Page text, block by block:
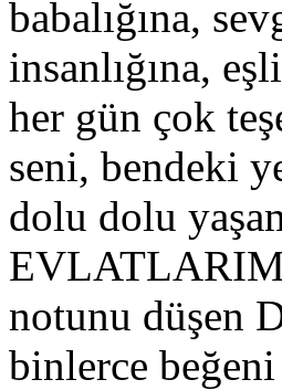
babalığına,
insanlığına,
her gün çok
seni, bendeki
dolu dolu
notunu düşen
binlerce